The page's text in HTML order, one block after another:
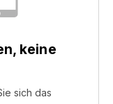
keine
sich das